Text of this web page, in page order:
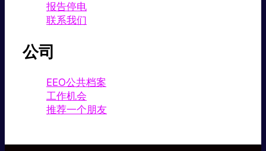
报告停电
联系我们
公司
EEO公共档案
工作机会
推荐一个朋友